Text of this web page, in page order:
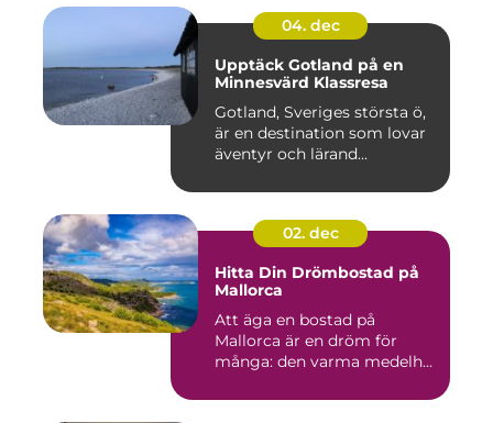
04. dec
Upptäck Gotland på en
Minnesvärd Klassresa
Gotland, Sveriges största ö,
är en destination som lovar
äventyr och lärand...
02. dec
Hitta Din Drömbostad på
Mallorca
Att äga en bostad på
Mallorca är en dröm för
många: den varma medelh...